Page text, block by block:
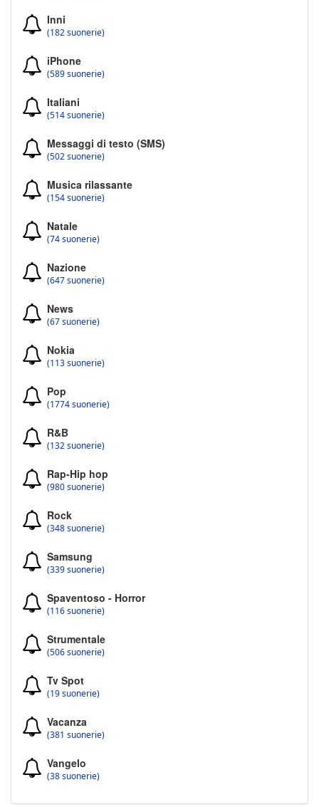
Inni
(182 suonerie)
iPhone
(589 suonerie)
Italiani
(514 suonerie)
Messaggi di testo (SMS)
(502 suonerie)
Musica rilassante
(154 suonerie)
Natale
(74 suonerie)
Nazione
(647 suonerie)
News
(67 suonerie)
Nokia
(113 suonerie)
Pop
(1774 suonerie)
R&B
(132 suonerie)
Rap-Hip hop
(980 suonerie)
Rock
(348 suonerie)
Samsung
(339 suonerie)
Spaventoso - Horror
(116 suonerie)
Strumentale
(506 suonerie)
Tv Spot
(19 suonerie)
Vacanza
(381 suonerie)
Vangelo
(38 suonerie)